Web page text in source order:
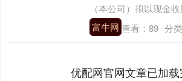
（本公司）拟以现金
富牛网 查看： 89 分
优配网官网文章已加